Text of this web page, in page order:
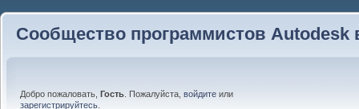
Сообщество программистов Autodesk
Добро пожаловать, Гость . Пожалуйста, войдите или
зарегистрируйтесь